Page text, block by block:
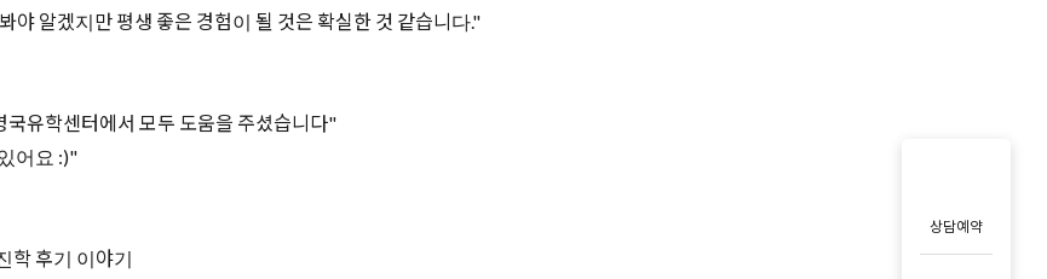
상담예약
알겠지만 평생 좋은 경험이 될 것은 확실한 것 같습니다."
국유학센터에서 모두 도움을 주셨습니다"
어요 :)"
학 후기 이야기